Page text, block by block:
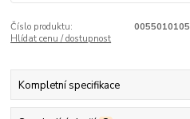
Číslo produktu:
0055010105
Hlídat cenu / dostupnost
Kompletní specifikace